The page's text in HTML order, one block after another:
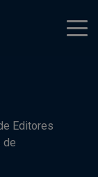
Editores
de